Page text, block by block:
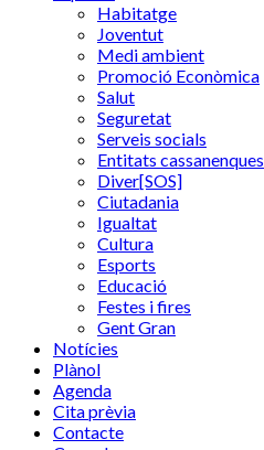
Habitatge
Joventut
Medi ambient
Promoció Econòmica
Salut
Seguretat
Serveis socials
Entitats cassanenques
Diver[SOS]
Ciutadania
Igualtat
Cultura
Esports
Educació
Festes i fires
Gent Gran
Notícies
Plànol
Agenda
Cita prèvia
Contacte